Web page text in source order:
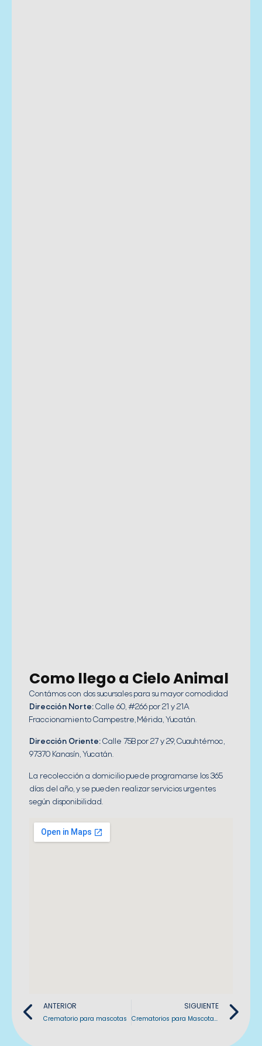
Como llego a Cielo Animal
Contámos con dos sucursales para su mayor comodidad
Dirección Norte: Calle 60, #266 por 21 y 21A
Fraccionamiento Campestre, Mérida, Yucatán.
Dirección Oriente: Calle 75B por 27 y 29, Cuauhtémoc,
97370 Kanasín, Yucatán.
La recolección a domicilio puede programarse los 365
días del año, y se pueden realizar servicios urgentes
según disponibilidad.
Previo
ANTERIOR
Crematorio para mascotas
SIGUIENTE
Crematorios para Mascotas Precios